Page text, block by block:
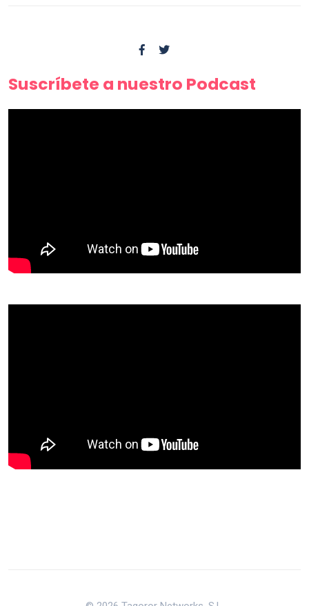
Suscríbete a nuestro Podcast